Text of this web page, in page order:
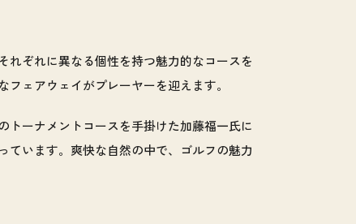
れぞれに異なる個性を持つ魅力的なコースを
ェアウェイがプレーヤーを迎えます。
トーナメントコースを手掛けた加藤福一氏に
ています。爽快な自然の中で、ゴルフの魅力